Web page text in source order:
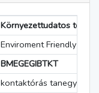
Környezettudatos
Enviroment Friendly
BMEGEGIBTKT
kontaktórás tanegység